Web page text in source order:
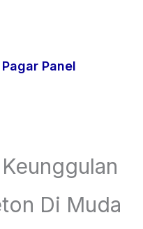
Panel
Di Muda